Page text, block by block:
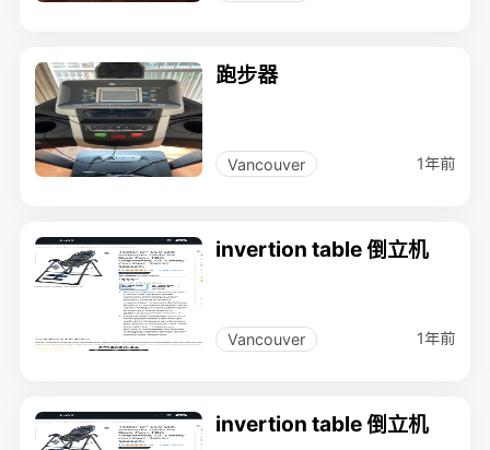
跑步器
Vancouver 1年前
invertion table 倒立机
Vancouver 1年前
invertion table 倒立机